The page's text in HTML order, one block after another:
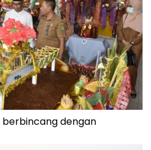
berbincang dengan